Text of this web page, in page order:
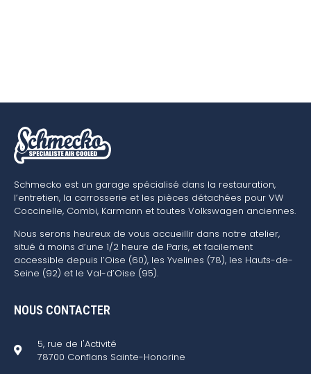
Schmecko est un garage spécialisé dans la restauration,
l’entretien, la carrosserie et les pièces détachées pour VW
Coccinelle, Combi, Karmann et toutes Volkswagen anciennes.
Nous serons heureux de vous accueillir dans notre atelier,
situé à moins d’une 1/2 heure de Paris, et facilement
accessible depuis l’Oise (60), les Yvelines (78), les Hauts-de-
Seine (92) et le Val-d’Oise (95).
NOUS CONTACTER
5, rue de l'Activité
78700 Conflans Sainte-Honorine